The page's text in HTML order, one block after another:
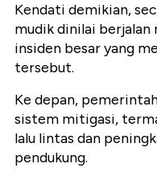
Kendati demikian,
mudik dinilai
insiden besar yang
tersebut.
Ke depan,
sistem mitigasi,
lalu lintas dan
pendukung.